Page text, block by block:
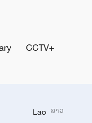
CCTV+
Lao ລາວ